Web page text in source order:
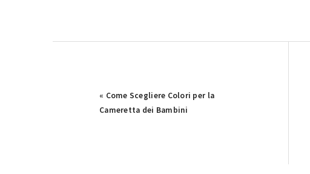
Previous
Post:
« Come Scegliere Colori per la
Cameretta dei Bambini